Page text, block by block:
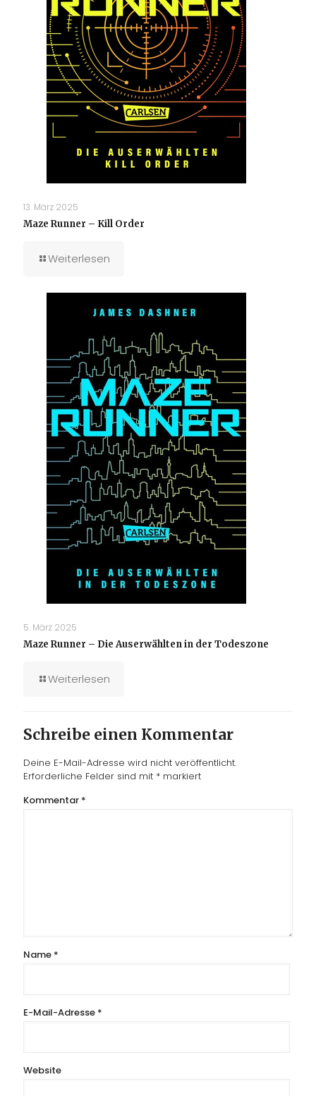
13. März 2025
Maze Runner – Kill Order
Weiterlesen
5. März 2025
Maze Runner – Die Auserwählten in der Todeszone
Weiterlesen
Schreibe einen Kommentar
Deine E-Mail-Adresse wird nicht veröffentlicht.
Erforderliche Felder sind mit * markiert
Kommentar *
Name *
E-Mail-Adresse *
Website